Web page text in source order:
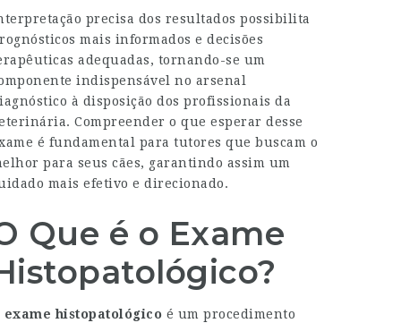
precisa dos resultados possibilita
mais informados e decisões
adequadas, tornando-se um
indispensável no arsenal
à disposição dos profissionais da
Compreender o que esperar desse
é fundamental para tutores que buscam o
para seus cães, garantindo assim um
mais efetivo e direcionado.
Que é o Exame
exame histopatológico é um procedimento